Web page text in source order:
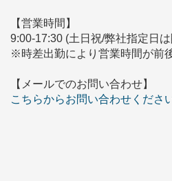
【営業時間】
9:00-17:30 (土日祝/弊社指定日
※時差出勤により営業時間が前
【メールでのお問い合わせ】
こちらからお問い合わせくださ